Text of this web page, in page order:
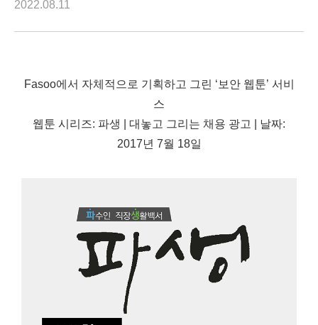
2022.08.11
Fasoo에서 자체적으로 기획하고 그린 ‘보안 웹툰’ 서비
스
웹툰 시리즈: 파생 | 대놓고 그리는 채용 광고 | 날짜:
2017년 7월 18일